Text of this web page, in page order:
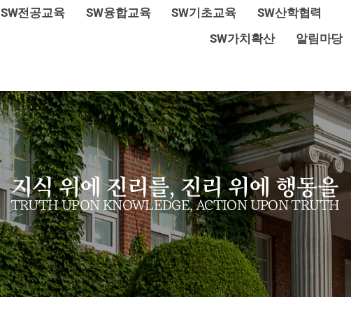
SW전공교육 SW융합교육 SW기초교육
SW산학협력
SW가치확산
알림마당
지식 위에 진리를, 진리 위에 행동을
TRUTH UPON KNOWLEDGE, ACTION UPON TRUTH